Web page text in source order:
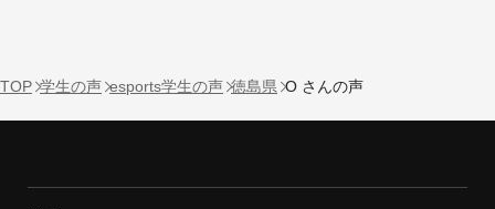
TOP 学生の声 esports学生の声 徳島県 O さんの声